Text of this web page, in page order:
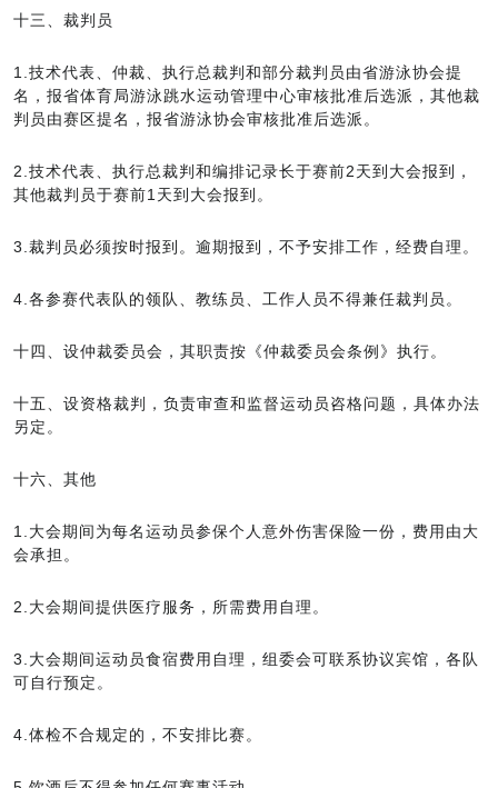
十三、裁判员
1.技术代表、仲裁、执行总裁判和部分裁判员由省游泳协会提
名，报省体育局游泳跳水运动管理中心审核批准后选派，其他裁
判员由赛区提名，报省游泳协会审核批准后选派。
2.技术代表、执行总裁判和编排记录长于赛前2天到大会报到，
其他裁判员于赛前1天到大会报到。
3.裁判员必须按时报到。逾期报到，不予安排工作，经费自理。
4.各参赛代表队的领队、教练员、工作人员不得兼任裁判员。
十四、设仲裁委员会，其职责按《仲裁委员会条例》执行。
十五、设资格裁判，负责审查和监督运动员咨格问题，具体办法
另定。
十六、其他
1.大会期间为每名运动员参保个人意外伤害保险一份，费用由大
会承担。
2.大会期间提供医疗服务，所需费用自理。
3.大会期间运动员食宿费用自理，组委会可联系协议宾馆，各队
可自行预定。
4.体检不合规定的，不安排比赛。